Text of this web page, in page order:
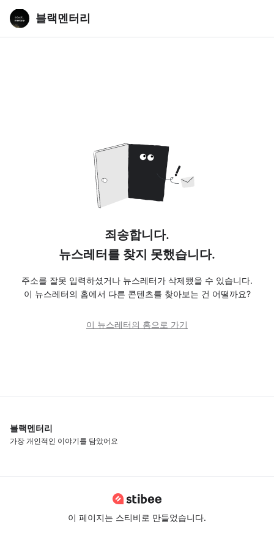
블랙멘터리
죄송합니다.
뉴스레터를 찾지 못했습니다.
주소를 잘못 입력하셨거나 뉴스레터가 삭제됐을 수 있습니다.
이 뉴스레터의 홈에서 다른 콘텐츠를 찾아보는 건 어떨까요?
이 뉴스레터의 홈으로 가기
블랙멘터리
가장 개인적인 이야기를 담았어요
이 페이지는 스티비로 만들었습니다.